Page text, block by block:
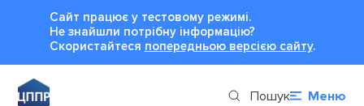
Сайт працює у тестовому режимі.
Не знайшли потрібну інформацію?
Cкористайтеся попередньою версією сайту.
Пошук Меню